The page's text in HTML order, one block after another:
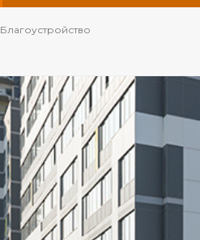
Благоустройство